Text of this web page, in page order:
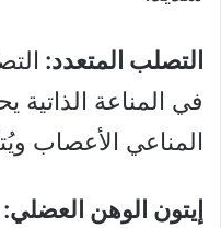
التصلب المتعدد:
في المناعة الذاتية
المناعي الأعصاب
إيتون الوهن العضلي: